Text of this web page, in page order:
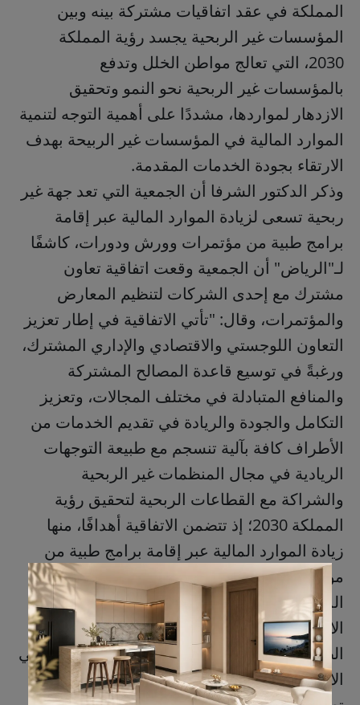
المملكة في عقد اتفاقيات مشتركة بينه وبين
المؤسسات غير الربحية يجسد رؤية المملكة
2030، التي تعالج مواطن الخلل وتدفع
بالمؤسسات غير الربحية نحو النمو وتحقيق
الازدهار لمواردها، مشددًا على أهمية التوجه لتنمية
الموارد المالية في المؤسسات غير الربيحة بهدف
الارتقاء بجودة الخدمات المقدمة.
وذكر الدكتور الشرفا أن الجمعية التي تعد جهة غير
ربحية تسعى لزيادة الموارد المالية عبر إقامة
برامج طبية من مؤتمرات وورش ودورات، كاشفًا
لـ"الرياض" أن الجمعية وقعت اتفاقية تعاون
مشترك مع إحدى الشركات لتنظيم المعارض
والمؤتمرات، وقال: "تأتي الاتفاقية في إطار تعزيز
التعاون اللوجستي والاقتصادي والإداري المشترك،
ورغبةً في توسيع قاعدة المصالح المشتركة
والمنافع المتبادلة في مختلف المجالات، وتعزيز
التكامل والجودة والريادة في تقديم الخدمات من
الأطراف كافة بآلية تنسجم مع طبيعة التوجهات
الريادية في مجال المنظمات غير الربحية
والشراكة مع القطاعات الربحية لتحقيق رؤية
المملكة 2030؛ إذ تتضمن الاتفاقية أهدافًا، منها
زيادة الموارد المالية عبر إقامة برامج طبية من
مؤتمرات وورش ودورات، تحسين وتطوير إدارة
الموقع الإلكتروني، إدارة حسابات التواصل
الاجتماعي، إقامة البرامج الطبية، إقامة الحملات
الطبية التطوعية، وجلب المتطوعين"، مضيفًا: "تأتي
الاتفاقية إدراكًا لأهمية دعم التعاون، وسعيًا إلى